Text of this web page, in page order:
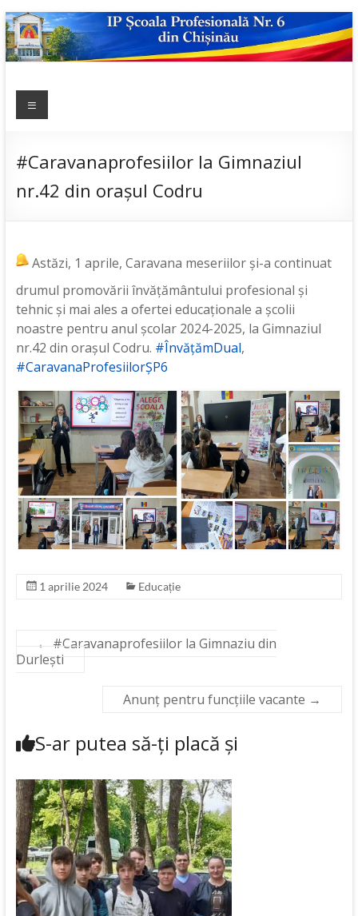
Skip
to
content
NR.6
scoala
nr.6; școală
admitere;
Meniu
#Caravanaprofesiilor la Gimnaziul
nr.42 din orașul Codru
Astăzi, 1 aprile, Caravana meseriilor și-a continuat
drumul promovării învățământului profesional și
tehnic și mai ales a ofertei educaționale a școlii
noastre pentru anul școlar 2024-2025, la Gimnaziul
nr.42 din orașul Codru. #ÎnvățămDual,
#CaravanaProfesiilorȘP6
1 aprilie 2024 Educație
←
#Caravanaprofesiilor la Gimnaziu din
Durlești
Anunț pentru funcțiile vacante →
S-ar putea să-ți placă și